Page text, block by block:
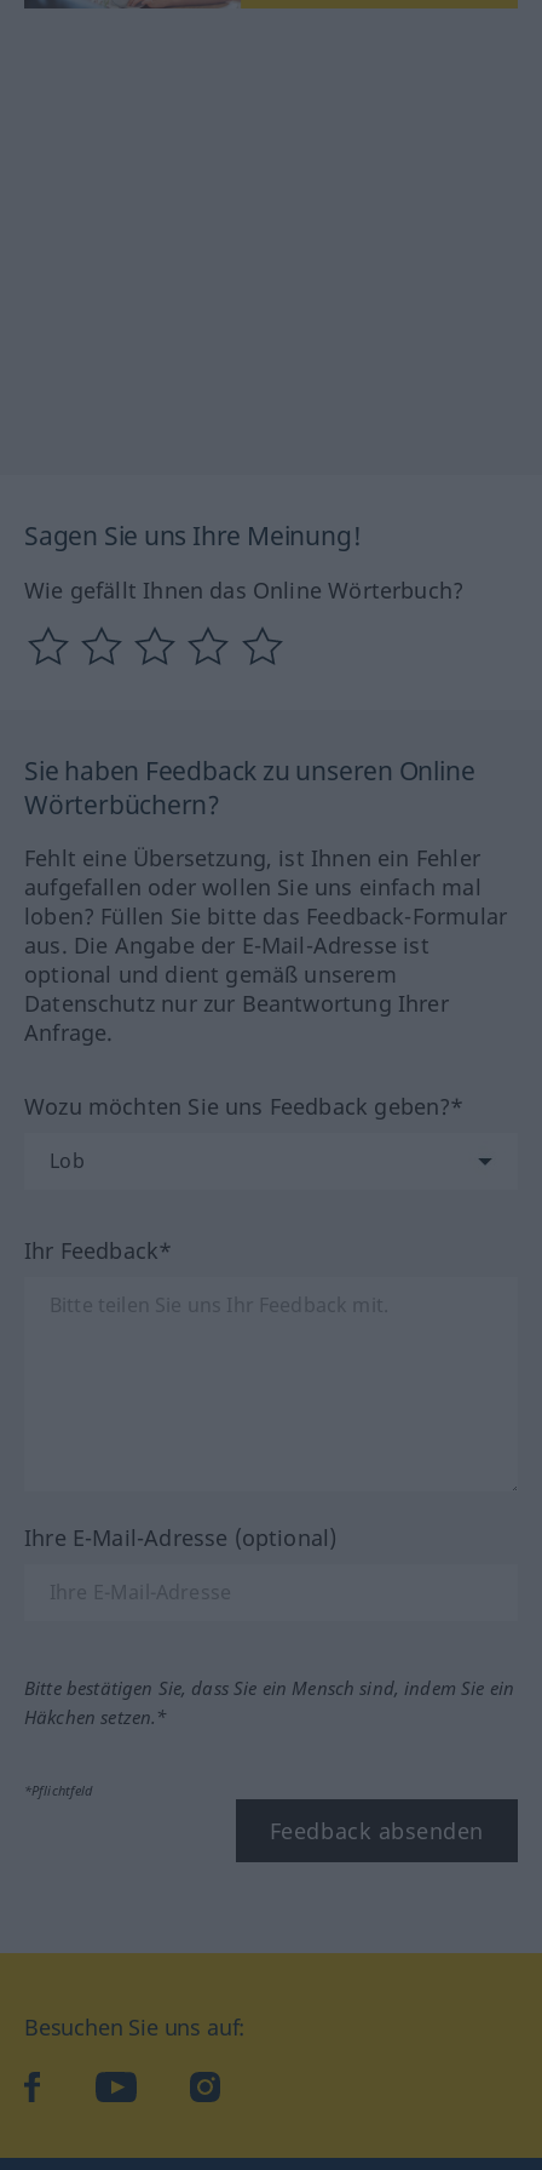
Sagen Sie uns Ihre Meinung!
Wie gefällt Ihnen das Online Wörterbuch?
Sie haben Feedback zu unseren Online
Wörterbüchern?
Fehlt eine Übersetzung, ist Ihnen ein Fehler
aufgefallen oder wollen Sie uns einfach mal
loben? Füllen Sie bitte das Feedback-Formular
aus. Die Angabe der E-Mail-Adresse ist
optional und dient gemäß unserem
Datenschutz nur zur Beantwortung Ihrer
Anfrage.
Wozu möchten Sie uns Feedback geben?*
Ihr Feedback*
Ihre E-Mail-Adresse (optional)
Bitte bestätigen Sie, dass Sie ein Mensch sind, indem Sie ein
Häkchen setzen.*
*Pflichtfeld
Feedback absenden
Besuchen Sie uns auf:
facebook YouTube Instagram